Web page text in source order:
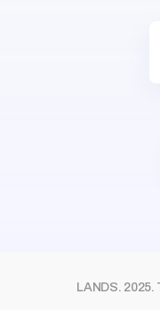
LANDS.